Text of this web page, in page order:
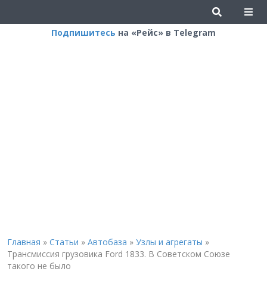
Подпишитесь на «Рейс» в Telegram
Главная » Статьи » Автобаза » Узлы и агрегаты »
Трансмиссия грузовика Ford 1833. В Советском Союзе
такого не было